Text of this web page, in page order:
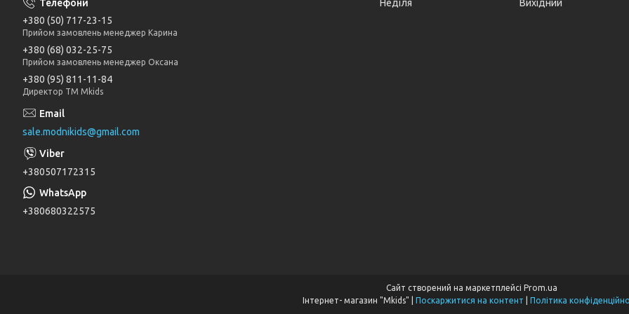
+380 (50) 717-23-15
Прийом замовлень менеджер Карина
+380 (68) 032-25-75
Прийом замовлень менеджер Оксана
+380 (95) 811-11-84
Директор ТМ Mkids
sale.modnikids@gmail.com
+380507172315
+380680322575
Неділя Вихідний
Сайт створений на маркетплейсі Prom.ua
Поскаржитися на контент Політика